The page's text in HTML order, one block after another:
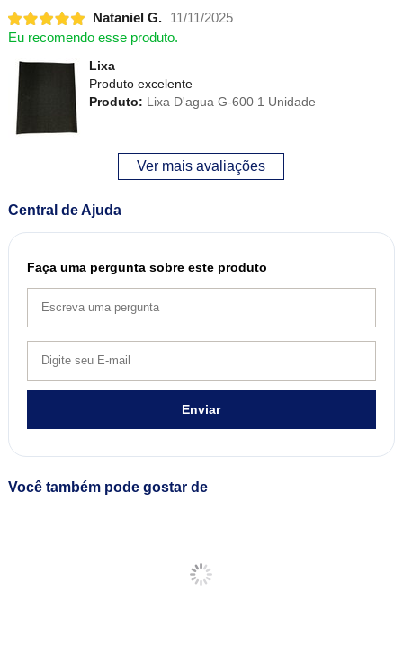
Nataniel G.
11/11/2025
Eu recomendo esse produto.
Lixa
Produto excelente
Produto: Lixa D'agua G-600 1 Unidade
Ver mais avaliações
Central de Ajuda
Faça uma pergunta sobre este produto
Enviar
Você também pode gostar de